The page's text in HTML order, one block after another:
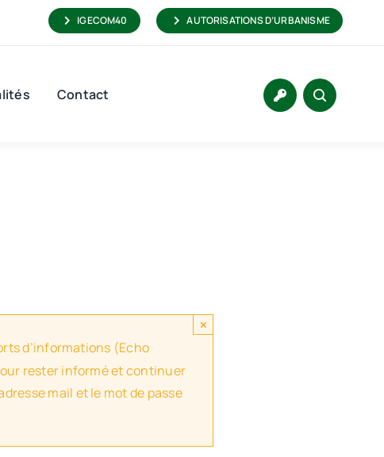
IGECOM40 AUTORISATIONS D’URBANISME
Contact
d’informations (Echo
rester informé et continuer
mail et le mot de passe
×